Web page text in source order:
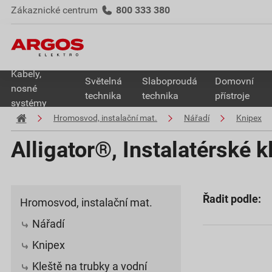
Zákaznické centrum 800 333 380
Kabely,
nosné
systémy
Světelná
technika
Slaboproudá
technika
Domovní
přístroje
Hromosvod, instalační mat. Nářadí Knipex
Alligator®, Instalatérské
Hromosvod, instalační mat.
Nářadí
Knipex
Kleště na trubky a vodní
Řadit podle: